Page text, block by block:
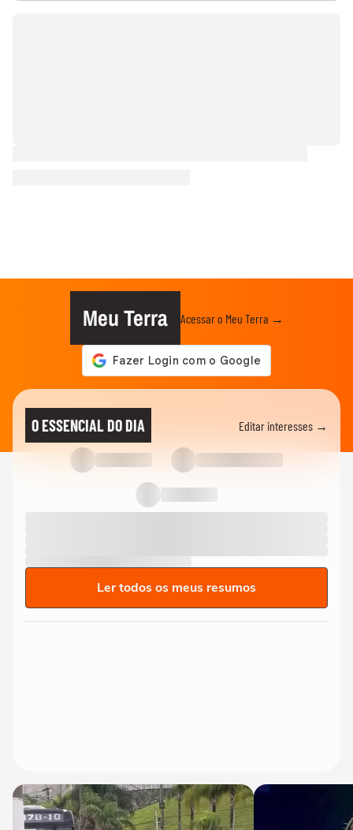
Meu Terra Acessar o Meu Terra →
O ESSENCIAL DO DIA Editar interesses →
Ler todos os meus resumos